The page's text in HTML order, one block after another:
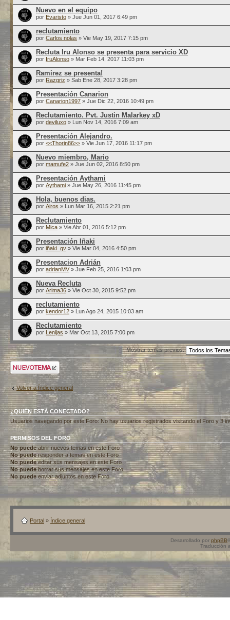
Nuevo en el equipo
por Evaristo » Jue Jun 01, 2017 6:49 pm
reclutamiento
por Carlos nolas » Vie May 19, 2017 7:15 pm
Recluta Iru Alonso se presenta para servicio XD
por IruAlonso » Mar Feb 14, 2017 11:03 pm
Ramirez se presenta!
por Razgriz » Sab Ene 28, 2017 3:28 pm
Presentación Canarion
por Canarion1997 » Jue Dic 22, 2016 10:49 pm
Reclutamiento. Pvt. Justin Malarkey xD
por deviluxo » Lun Nov 14, 2016 7:09 am
Presentación Alejandro.
por <<Thorin86>> » Vie Jun 17, 2016 11:17 pm
Nuevo miembro, Mario
por mamufe2 » Jue Jun 02, 2016 8:50 pm
Presentación Aythami
por Aythami » Jue May 26, 2016 11:45 pm
Hola, buenos dias.
por Airos » Lun Mar 16, 2015 2:21 pm
Reclutamiento
por Mica » Vie Abr 01, 2016 5:12 pm
Presentación Iñaki
por iñaki_gv » Vie Mar 04, 2016 4:50 pm
Presentacion Adrián
por adrianMV » Jue Feb 25, 2016 1:03 pm
Nueva Recluta
por Arima36 » Vie Oct 30, 2015 9:52 pm
reclutamiento
por kendor12 » Lun Ago 24, 2015 10:03 am
Reclutamiento
por Lenijas » Mar Oct 13, 2015 7:00 pm
Mostrar temas previos:
Publicar un nuevo
tema
Volver a Índice general
¿QUIÉN ESTÁ CONECTADO?
Usuarios navegando por este Foro: No hay usuarios registrados visitando el Foro y 3
PERMISOS DEL FORO
No puedeabrir nuevos temas en este Foro
No puederesponder a temas en este Foro
No puedeeditar sus mensajes en este Foro
No puedeborrar sus mensajes en este Foro
No puedeenviar adjuntos en este Foro
Portal » Índice general
Desarrollado por phpBB
Traducción